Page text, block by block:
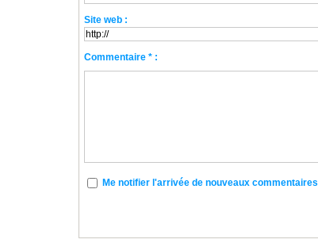
Site web :
Commentaire * :
Me notifier l'arrivée de nouveaux commentaires